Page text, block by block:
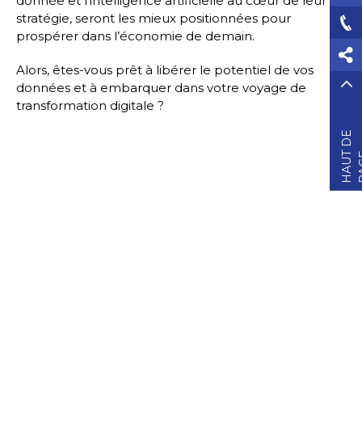
stratégie, seront les mieux positionnées pour
prospérer dans l’économie de demain.
Alors, êtes-vous prêt à libérer le potentiel de vos
données et à embarquer dans votre voyage de
transformation digitale ?
H
A
U
D
E
P
A
G